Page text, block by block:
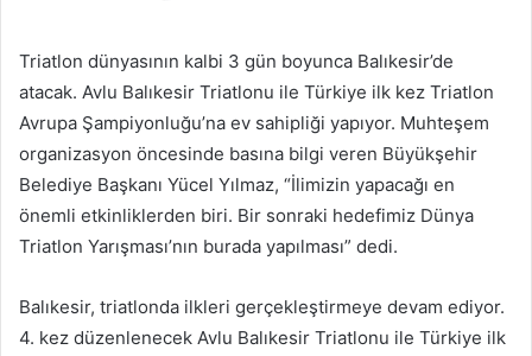
göndermek
Triatlon dünyasının kalbi 3 gün boyunca Balıkesir’de
atacak. Avlu Balıkesir Triatlonu ile Türkiye ilk kez Triatlon
Avrupa Şampiyonluğu’na ev sahipliği yapıyor. Muhteşem
organizasyon öncesinde basına bilgi veren Büyükşehir
Belediye Başkanı Yücel Yılmaz, “İlimizin yapacağı en
önemli etkinliklerden biri. Bir sonraki hedefimiz Dünya
Triatlon Yarışması’nın burada yapılması” dedi.
Balıkesir, triatlonda ilkleri gerçekleştirmeye devam ediyor.
4. kez düzenlenecek Avlu Balıkesir Triatlonu ile Türkiye ilk